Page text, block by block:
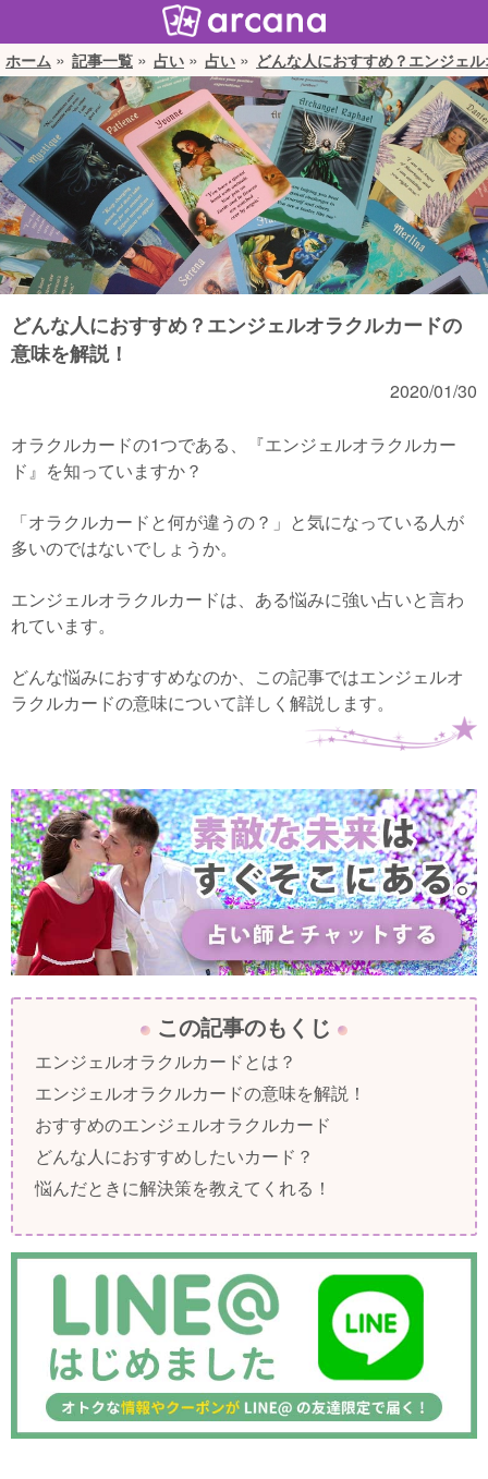
ホーム 記事一覧 占い 占い どんな人におすすめ？エンジェ
どんな人におすすめ？エンジェルオラクルカードの
意味を解説！
2020/01/30
オラクルカードの1つである、『エンジェルオラクルカー
ド』を知っていますか？
「オラクルカードと何が違うの？」と気になっている人が
多いのではないでしょうか。
エンジェルオラクルカードは、ある悩みに強い占いと言わ
れています。
どんな悩みにおすすめなのか、この記事ではエンジェルオ
ラクルカードの意味について詳しく解説します。
この記事のもくじ
エンジェルオラクルカードとは？
エンジェルオラクルカードの意味を解説！
おすすめのエンジェルオラクルカード
どんな人におすすめしたいカード？
悩んだときに解決策を教えてくれる！